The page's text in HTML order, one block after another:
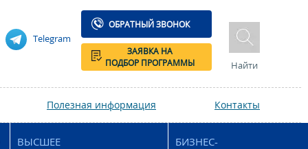
Telegram
ОБРАТНЫЙ ЗВОНОК
ЗАЯВКА НА
ПОДБОР ПРОГРАММЫ
Найти
Полезная информация Контакты
ВЫСШЕЕ
БИЗНЕС-